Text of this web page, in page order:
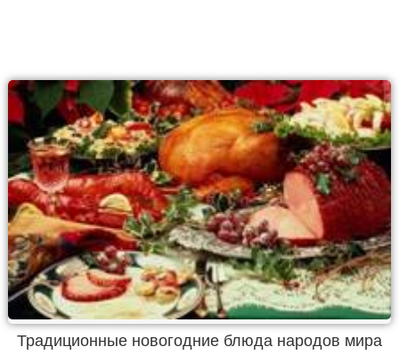
Традиционные новогодние блюда народов мира